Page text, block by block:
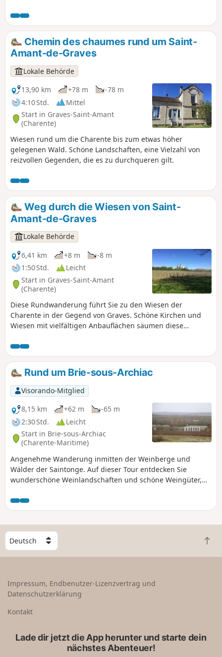
Chemin des chaumes rund um Saint-
Amant-de-Graves
Lokale Behörde
13,90 km
+78 m
-78 m
4:10 Std.
Mittel
Start in Graves-Saint-Amant
(Charente)
Wiesen rund um die Charente bis zum etwas höher
gelegenen Wald. Schöne Landschaften, eine Vielzahl von
reizvollen Gegenden, die es zu durchqueren gilt.
Weg durch die Wiesen von Saint-
Amant-de-Graves
Lokale Behörde
6,41 km
+8 m
-8 m
1:50 Std.
Leicht
Start in Graves-Saint-Amant
(Charente)
Diese Rundwanderung führt Sie zu den Wiesen der
Charente in der Gegend von Graves. Schöne Kirchen und
Wiesen mit vielfältigen Anbauflächen säumen diese
Rund um Brie-sous-Archiac
Visorando-Mitglied
8,15 km
+62 m
-65 m
2:30 Std.
Leicht
Start in Brie-sous-Archiac
(Charente-Maritime)
Angenehme Wanderung inmitten der Weinberge und
Wälder der Saintonge. Auf dieser Tour entdecken Sie
wunderschöne Weinlandschaften und schöne Weingüter,
Cognac ausgestattet sind.
W
ä
h
e
n
Z
u
Impressum, Endbenutzer-Lizenzvertrag und
Datenschutzerklärung
Kontakt
Lade dir jetzt die App herunter und starte dein
nächstes Abenteuer!